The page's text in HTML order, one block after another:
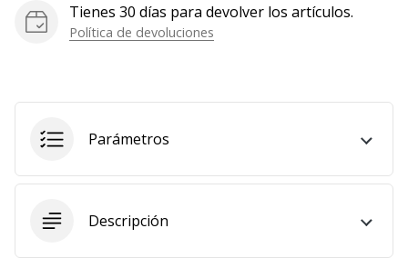
todos
Tienes 30 días para devolver los artículos.
Política de devoluciones
Parámetros
Descripción